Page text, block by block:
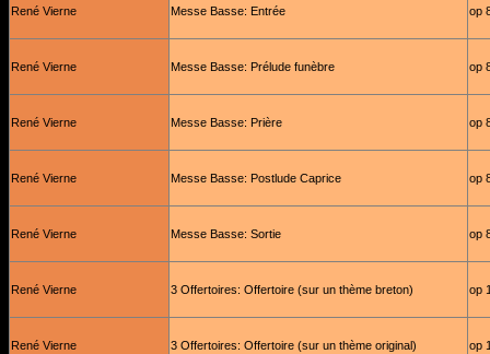
René Vierne Messe Basse: Entrée op
René Vierne Messe Basse: Prélude funèbre op
René Vierne Messe Basse: Prière op
René Vierne Messe Basse: Postlude Caprice op
René Vierne Messe Basse: Sortie op
René Vierne 3 Offertoires: Offertoire (sur un thème breton) op
René Vierne 3 Offertoires: Offertoire (sur un thème original) op